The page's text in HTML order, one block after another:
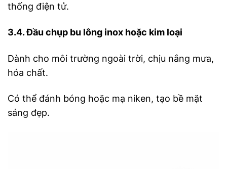
thống điện tử.
3.4. Đầu chụp bu lông inox hoặc kim loại
Dành cho môi trường ngoài trời, chịu nắng mưa,
hóa chất.
Có thể đánh bóng hoặc mạ niken, tạo bề mặt
sáng đẹp.